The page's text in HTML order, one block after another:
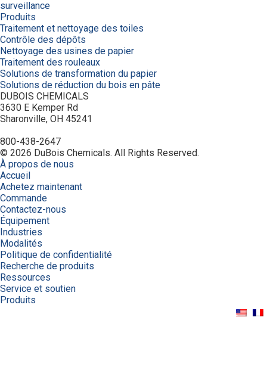
surveillance
Produits
Traitement et nettoyage des toiles
Contrôle des dépôts
Nettoyage des usines de papier
Traitement des rouleaux
Solutions de transformation du papier
Solutions de réduction du bois en pâte
DUBOIS CHEMICALS
3630 E Kemper Rd
Sharonville, OH 45241
800-438-2647
© 2026 DuBois Chemicals. All Rights Reserved.
À propos de nous
Accueil
Achetez maintenant
Commande
Contactez-nous
Équipement
Industries
Modalités
Politique de confidentialité
Recherche de produits
Ressources
Service et soutien
Produits